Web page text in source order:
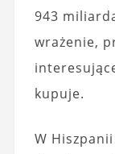
943
wrażenie,
kupuje.
W